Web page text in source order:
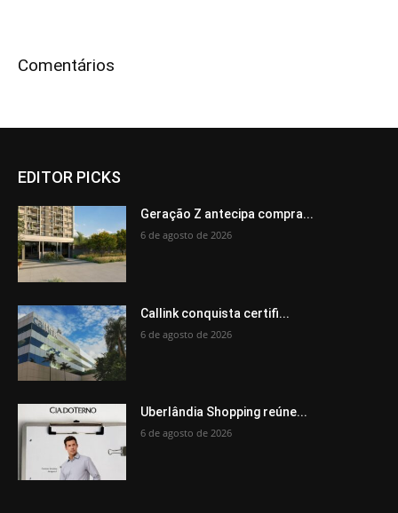
Comentários
EDITOR PICKS
Geração Z antecipa compra...
6 de agosto de 2026
Callink conquista certifi...
6 de agosto de 2026
Uberlândia Shopping reúne...
6 de agosto de 2026